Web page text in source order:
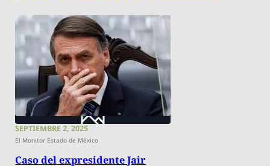
SEPTIEMBRE 2, 2025
El Monitor Estado de México
Caso del expresidente Jair